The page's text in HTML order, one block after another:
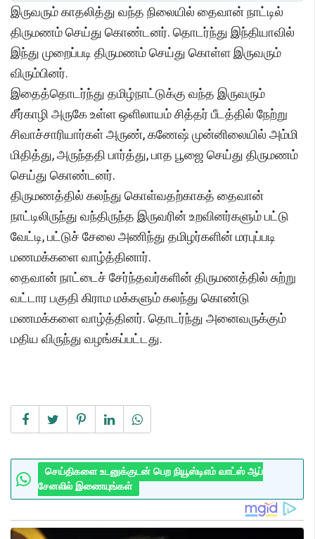
இருவரும் காதலித்து வந்த நிலையில் தைவான் நாட்டில்
திருமணம் செய்து கொண்டனர். தொடர்ந்து இந்தியாவில்
இந்து முறைப்படி திருமணம் செய்து கொள்ள இருவரும்
விரும்பினர்.
இதைத்தொடர்ந்து தமிழ்நாட்டுக்கு வந்த இருவரும்
சீர்காழி அருகே உள்ள ஒளிலாயம் சித்தர் பீடத்தில் நேற்று
சிவாச்சாரியார்கள் அருண், கணேஷ் முன்னிலையில் அம்மி
மிதித்து, அருந்ததி பார்த்து, பாத பூஜை செய்து திருமணம்
செய்து கொண்டனர்.
திருமணத்தில் கலந்து கொள்வதற்காகத் தைவான்
நாட்டிலிருந்து வந்திருந்த இருவரின் உறவினர்களும் பட்டு
வேட்டி, பட்டுச் சேலை அணிந்து தமிழர்களின் மரபுப்படி
மணமக்களை வாழ்த்தினார்.
தைவான் நாட்டைச் சேர்ந்தவர்களின் திருமணத்தில் சுற்று
வட்டார பகுதி கிராம மக்களும் கலந்து கொண்டு
மணமக்களை வாழ்த்தினர். தொடர்ந்து அனைவருக்கும்
மதிய விருந்து வழங்கப்பட்டது.
செய்திகளை உடனுக்குடன் பெற நியூஸ்டிஎம் வாட்ஸ் ஆப்
சேனலில் இணையுங்கள்